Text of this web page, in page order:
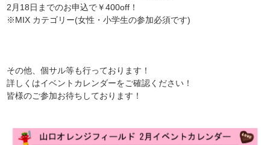
2月18日までのお申込で￥400off！
※MIX カテゴリー(女性・小学生の参加必須です)
その他、個サル等も行っております！
詳しくはイベントカレンダーをご確認ください！
皆様のご参加お待ちしております！